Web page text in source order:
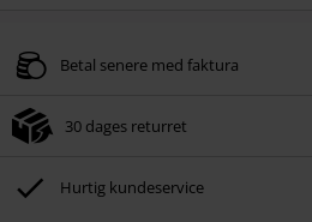
Betal senere med faktura
30 dages returret
Hurtig kundeservice